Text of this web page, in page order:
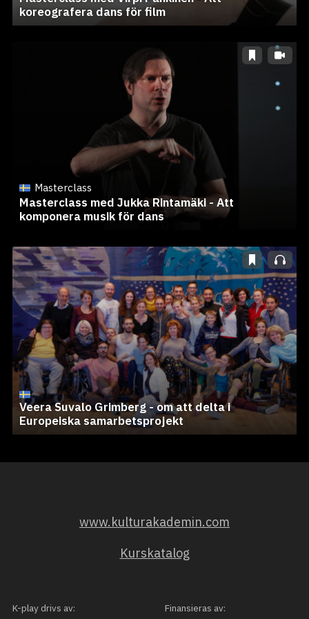
koreografera dans för film
Masterclass
Masterclass med Jukka Rintamäki - Att
komponera musik för dans
Veera Suvalo Grimberg - om att delta i
Europeiska samarbetsprojekt
www.kulturakademin.com
Kurskatalog
K-play drivs av: Finansieras av: